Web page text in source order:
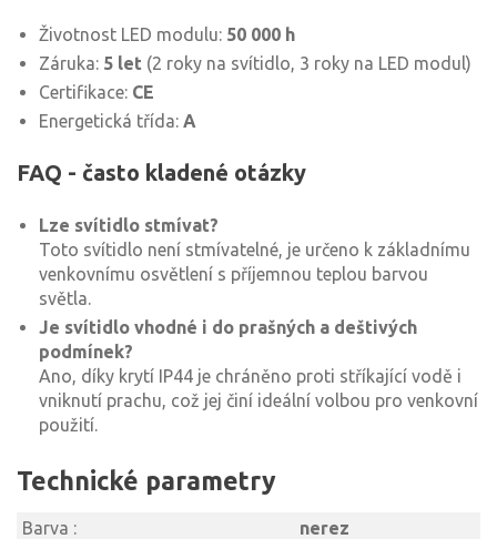
Životnost LED modulu: 50 000 h
Záruka: 5 let (2 roky na svítidlo, 3 roky na LED modul)
Certifikace: CE
Energetická třída: A
FAQ - často kladené otázky
Lze svítidlo stmívat?
Toto svítidlo není stmívatelné, je určeno k základnímu
venkovnímu osvětlení s příjemnou teplou barvou
světla.
Je svítidlo vhodné i do prašných a deštivých
podmínek?
Ano, díky krytí IP44 je chráněno proti stříkající vodě i
vniknutí prachu, což jej činí ideální volbou pro venkovní
použití.
Technické parametry
Barva :
nerez